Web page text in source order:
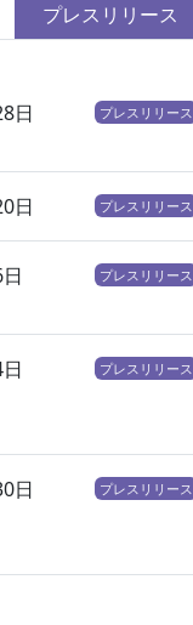
プレスリリース
日 プレスリリース
日 プレスリリース
プレスリリース
プレスリリース
日 プレスリリース